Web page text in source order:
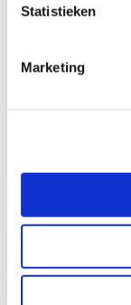
Statistieken
Marketing
hebben de
Neem voor
wensen